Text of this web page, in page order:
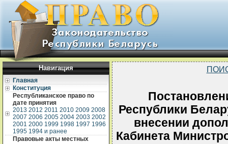
Навигация
Главная
Конституция
Республиканское право по
дате принятия
2013 2012 2011 2010 2009 2008
2007 2006 2005 2004 2003 2002
2001 2000 1999 1998 1997 1996
1995 1994 и ранее
Правовые акты местных
Республики
внесении
Кабинета